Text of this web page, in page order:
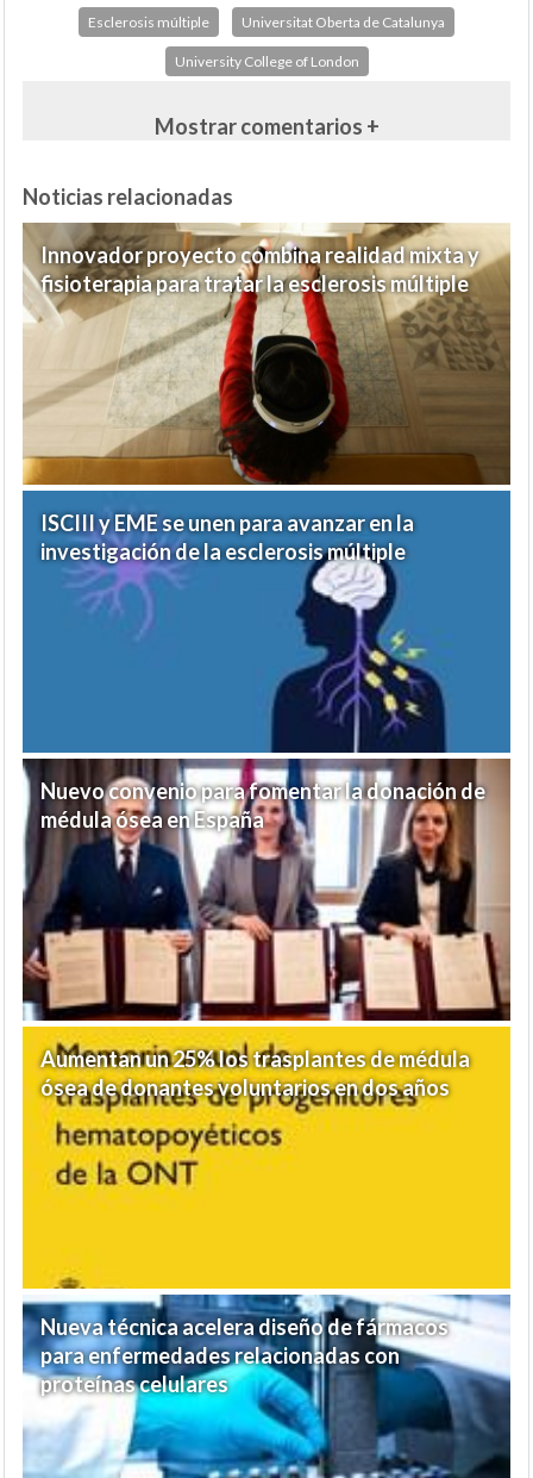
Esclerosis múltiple Universitat Oberta de Catalunya
University College of London
Mostrar comentarios +
Noticias relacionadas
Innovador proyecto combina realidad mixta y
fisioterapia para tratar la esclerosis múltiple
ISCIII y EME se unen para avanzar en la
investigación de la esclerosis múltiple
Nuevo convenio para fomentar la donación de
médula ósea en España
Aumentan un 25% los trasplantes de médula
ósea de donantes voluntarios en dos años
Nueva técnica acelera diseño de fármacos
para enfermedades relacionadas con
proteínas celulares